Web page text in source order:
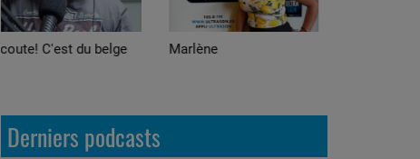
Marlène Adrian
Derniers podcasts